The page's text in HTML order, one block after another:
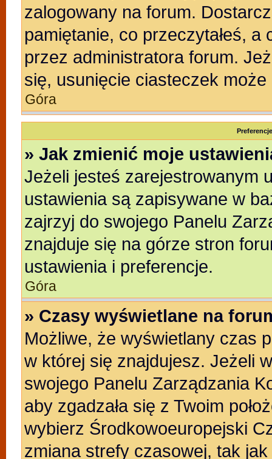
zalogowany na forum.
pamiętanie, co przeczytałeś, a
przez administratora forum.
się, usunięcie ciasteczek może
Góra
» Jak zmienić moje
Jeżeli jesteś zarejestrowanym
ustawienia są zapisywane w
zajrzyj do swojego Panelu
znajduje się na górze stron
ustawienia i preferencje.
Góra
» Czasy wyświetlane na
Możliwe, że wyświetlany czas
w której się znajdujesz. Jeżeli
swojego Panelu Zarządzania
aby zgadzała się z Twoim
wybierz Środkowoeuropejski
zmiana strefy czasowej, tak